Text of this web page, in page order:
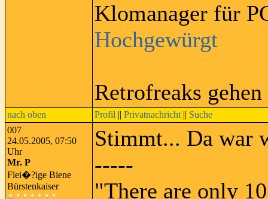
Klomanager für
Hochgewürgt
Retrofreaks
nach oben Profil || Privatnachricht || Suche
007
24.05.2005, 07:50
Uhr
Mr. P
Flei�?ige Biene
Bürstenkaiser
Stimmt... Da war
-----
"There are only